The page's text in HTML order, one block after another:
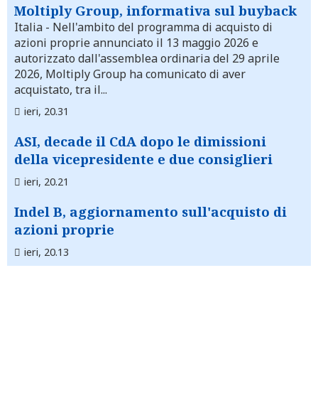
Moltiply Group, informativa sul buyback
Italia - Nell'ambito del programma di acquisto di
azioni proprie annunciato il 13 maggio 2026 e
autorizzato dall'assemblea ordinaria del 29 aprile
2026, Moltiply Group ha comunicato di aver
acquistato, tra il...
ieri, 20.31
ASI, decade il CdA dopo le dimissioni
della vicepresidente e due consiglieri
ieri, 20.21
Indel B, aggiornamento sull'acquisto di
azioni proprie
ieri, 20.13